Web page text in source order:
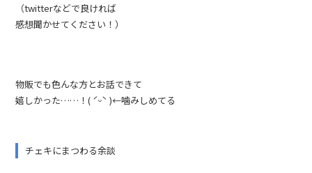
（twitterなどで良ければ
感想聞かせてください！）
物販でも色んな方とお話できて
嬉しかった……！( ˊᵕˋ )←噛みしめてる
チェキにまつわる余談